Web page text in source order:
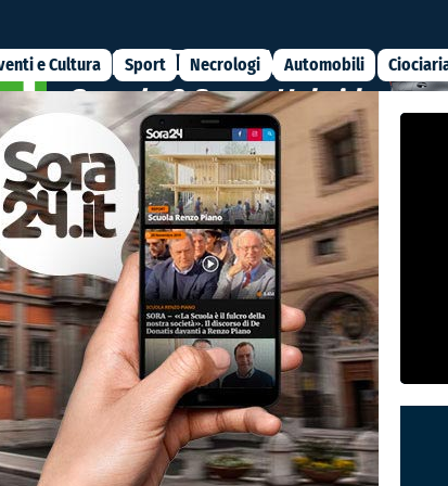
e Cultura Sport Necrologi Automobili